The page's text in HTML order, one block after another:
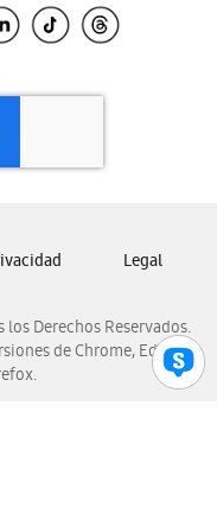
Derechos Reservados.
de Chrome, Edge,
Legal